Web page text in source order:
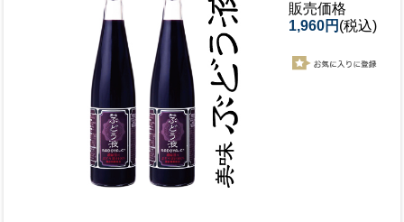
販売価格
1,960円 (税込)